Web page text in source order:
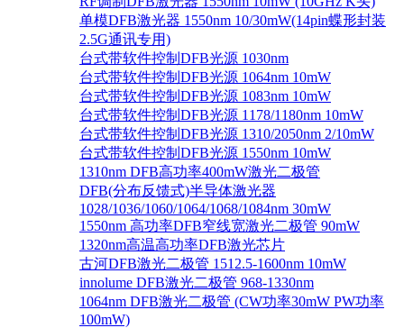
单模DFB激光器 1550nm 10/30mW(14pin蝶形封装
2.5G通讯专用)
台式带软件控制DFB光源 1030nm
台式带软件控制DFB光源 1064nm 10mW
台式带软件控制DFB光源 1083nm 10mW
台式带软件控制DFB光源 1178/1180nm 10mW
台式带软件控制DFB光源 1310/2050nm 2/10mW
台式带软件控制DFB光源 1550nm 10mW
1310nm DFB高功率400mW激光二极管
DFB(分布反馈式)半导体激光器
1028/1036/1060/1064/1068/1084nm 30mW
1550nm 高功率DFB窄线宽激光二极管 90mW
1320nm高温高功率DFB激光芯片
古河DFB激光二极管 1512.5-1600nm 10mW
innolume DFB激光二极管 968-1330nm
1064nm DFB激光二极管 (CW功率30mW PW功率
100mW)